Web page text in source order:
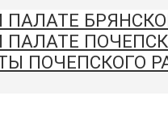
ПОЧЕПСКОГО